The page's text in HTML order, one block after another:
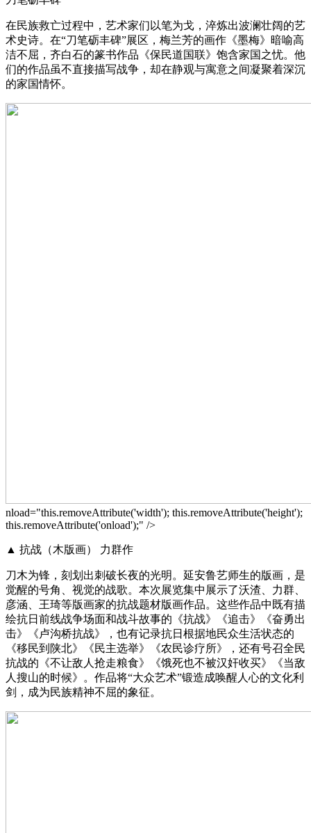
在民族救亡过程中，艺术家们以笔为戈，淬炼出波澜壮阔的艺
术史诗。在“刀笔砺丰碑”展区，梅兰芳的画作《墨梅》暗喻高
洁不屈，齐白石的篆书作品《保民道国联》饱含家国之忧。他
们的作品虽不直接描写战争，却在静观与寓意之间凝聚着深沉
的家国情怀。
nload="this.removeAttribute('width'); this.removeAttribute('height');
this.removeAttribute('onload');" />
▲ 抗战（木版画） 力群作
刀木为锋，刻划出刺破长夜的光明。延安鲁艺师生的版画，是
觉醒的号角、视觉的战歌。本次展览集中展示了沃渣、力群、
彦涵、王琦等版画家的抗战题材版画作品。这些作品中既有描
绘抗日前线战争场面和战斗故事的《抗战》《追击》《奋勇出
击》《卢沟桥抗战》，也有记录抗日根据地民众生活状态的
《移民到陕北》《民主选举》《农民诊疗所》，还有号召全民
抗战的《不让敌人抢走粮食》《饿死也不被汉奸收买》《当敌
人搜山的时候》。作品将“大众艺术”锻造成唤醒人心的文化利
剑，成为民族精神不屈的象征。